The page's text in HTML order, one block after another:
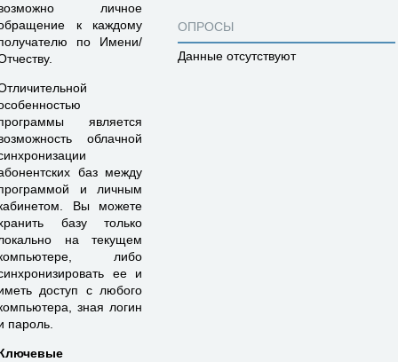
личное
к каждому
по Имени/
является
облачной
баз между
и личным
Вы можете
базу только
на текущем
либо
ее и
доступ с любого
зная логин
пароль.
ОПРОСЫ
Данные отсутствуют